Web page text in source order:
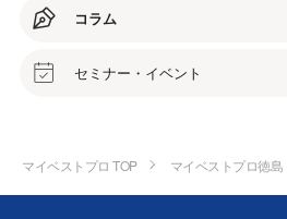
コラム
セミナー・イベント
マイベストプロ TOP マイベストプロ徳島